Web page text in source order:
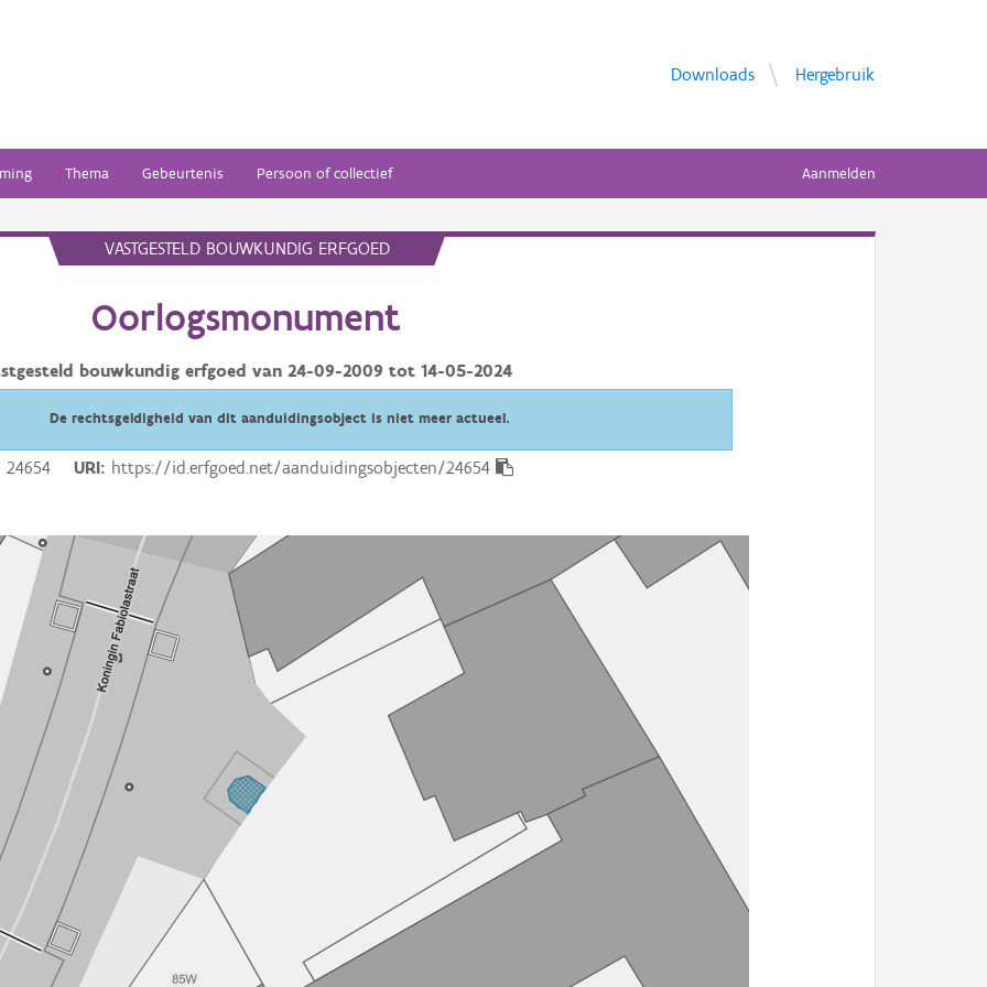
Downloads Hergebruik
Thema Gebeurtenis Persoon of collectief Aanmelden
VASTGESTELD BOUWKUNDIG ERFGOED
Oorlogsmonument
bouwkundig erfgoed van 24-09-2009 tot 14-05-2024
De rechtsgeldigheid van dit aanduidingsobject is niet meer actueel.
24654 URI https://id.erfgoed.net/aanduidingsobjecten/24654